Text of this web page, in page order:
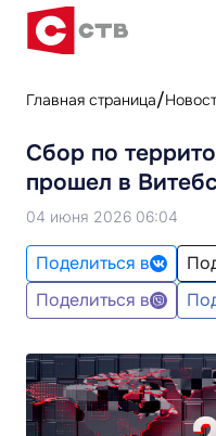
Главная страница
Сбор по
прошел в
04 июня 2026 06:04
Поделиться в
Поделиться в